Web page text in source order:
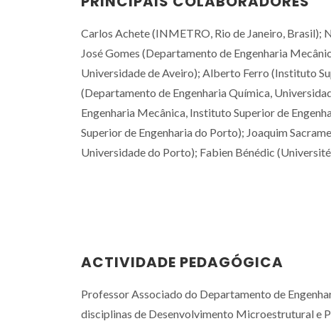
Revigrés
CICECO para
os
Carlos Achete (INMETRO, Rio de Janeiro,
José Gomes (Departamento de Engenharia
Universidade de Aveiro); Alberto Ferro (Instituto
(Departamento de Engenharia Química,
Engenharia Mecânica, Instituto Superior de
Superior de Engenharia do Porto); Joaquim
Universidade do Porto); Fabien Bénédic
ACTIVIDADE PEDAGÓGICA
Professor Associado do Departamento de
disciplinas de Desenvolvimento Microestrutural e